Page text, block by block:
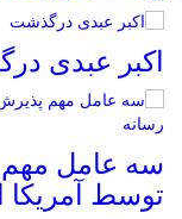
اکبر عبدی
سه عامل
توسط آمریکا